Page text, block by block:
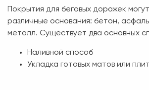
Покрытия для беговых дорожек
различные основания: бетон,
металл. Существует два основных
Наливной способ
Укладка готовых матов или